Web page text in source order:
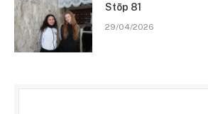
Stōp 81
29/04/2026